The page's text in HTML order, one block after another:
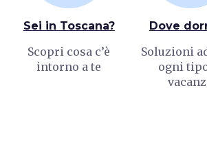
Sei in Toscana?
Scopri cosa c’è
intorno a te
Dove
Soluzioni
ogni